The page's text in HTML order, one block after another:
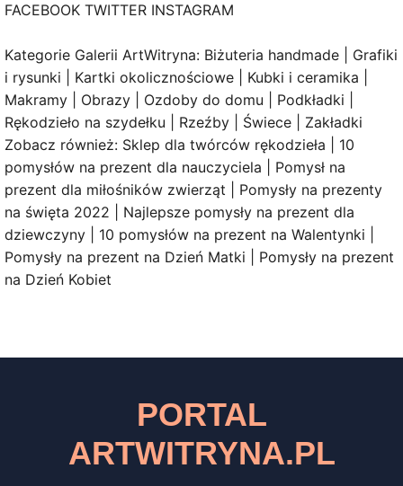
FACEBOOK TWITTER INSTAGRAM
Kategorie Galerii ArtWitryna: Biżuteria handmade | Grafiki
i rysunki | Kartki okolicznościowe | Kubki i ceramika |
Makramy | Obrazy | Ozdoby do domu | Podkładki |
Rękodzieło na szydełku | Rzeźby | Świece | Zakładki
Zobacz również: Sklep dla twórców rękodzieła | 10
pomysłów na prezent dla nauczyciela | Pomysł na
prezent dla miłośników zwierząt | Pomysły na prezenty
na święta 2022 | Najlepsze pomysły na prezent dla
dziewczyny | 10 pomysłów na prezent na Walentynki |
Pomysły na prezent na Dzień Matki | Pomysły na prezent
na Dzień Kobiet
PORTAL
ARTWITRYNA.PL